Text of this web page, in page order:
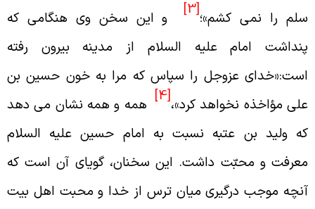
را نمى كشم»؛
و اين سخن وى هنگامى كه
امام عليه السلام از مدينه بيرون رفته
عزوجل را سپاس كه مرا به خون حسين بن
مؤاخذه نخواهد كرد»،
همه و همه نشان مى دهد
وليد بن عتبه نسبت به امام حسين عليه السلام
و محبّت داشت. اين سخنان، گوياى آن است كه
موجب درگيرى ميان ترس از خدا و محبت اهل بيت